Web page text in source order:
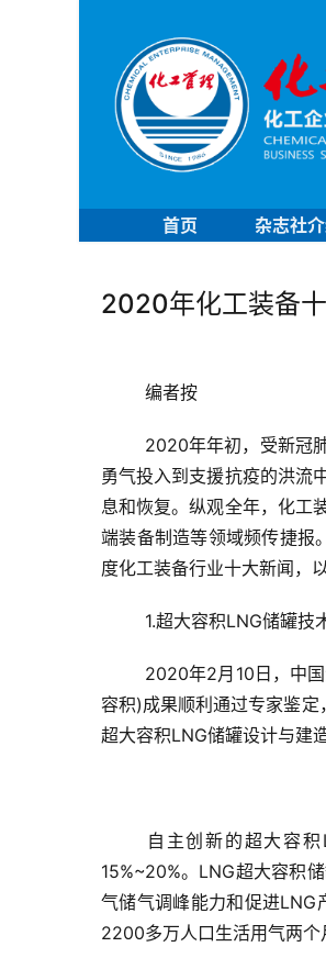
首页 杂志社
2020年化工装备
编者按
2020年年初，受新冠
勇气投入到支援抗疫的洪流
息和恢复。纵观全年，化工
端装备制造等领域频传捷报
度化工装备行业十大新闻，
1.超大容积LNG储罐技
2020年2月10日，中
容积)成果顺利通过专家鉴
超大容积LNG储罐设计与建
自主创新的超大容
15%~20%。LNG超大容积
气储气调峰能力和促进LNG
2200多万人口生活用气两个